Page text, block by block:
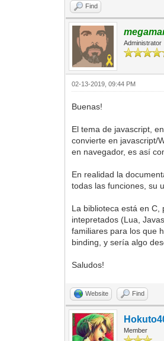
Find
Administrator
02-13-2019, 09:44 PM
Buenas!
El tema de javascript,
convierte en javascript/
en navegador, es así
En realidad la
todas las funciones, su
La biblioteca está en
intepretados (Lua,
familiares para los que
binding, y sería algo
Saludos!
Website Find
Member